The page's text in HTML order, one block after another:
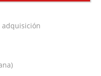
adquisición